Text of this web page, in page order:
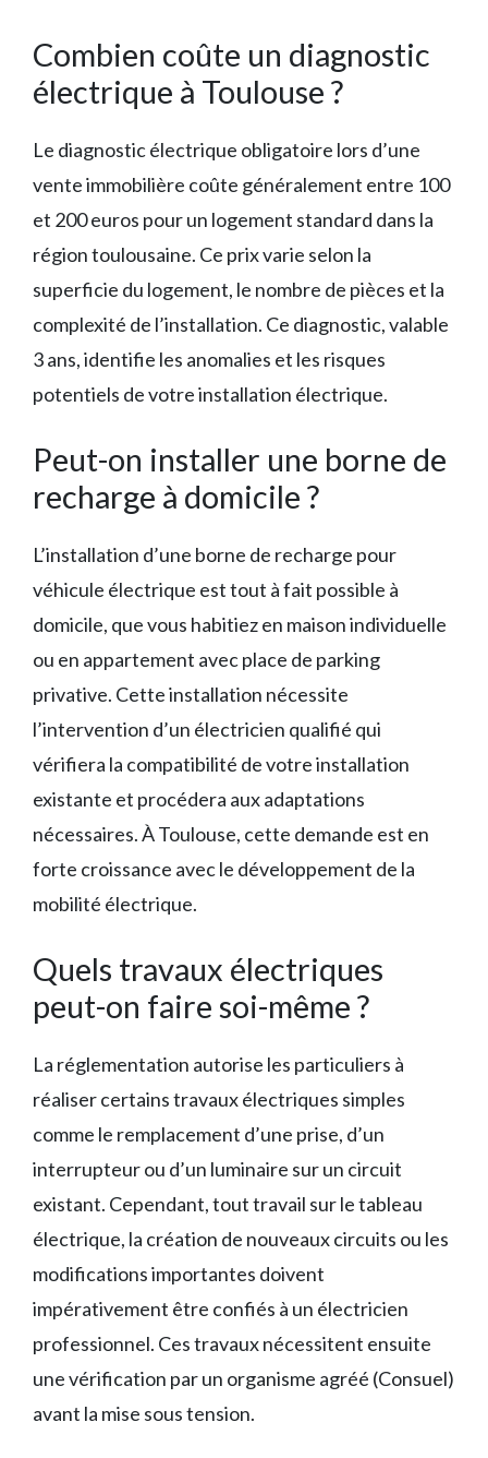
Combien coûte un diagnostic
électrique à Toulouse ?
Le diagnostic électrique obligatoire lors d’une
vente immobilière coûte généralement entre 100
et 200 euros pour un logement standard dans la
région toulousaine. Ce prix varie selon la
superficie du logement, le nombre de pièces et la
complexité de l’installation. Ce diagnostic, valable
3 ans, identifie les anomalies et les risques
potentiels de votre installation électrique.
Peut-on installer une borne de
recharge à domicile ?
L’installation d’une borne de recharge pour
véhicule électrique est tout à fait possible à
domicile, que vous habitiez en maison individuelle
ou en appartement avec place de parking
privative. Cette installation nécessite
l’intervention d’un électricien qualifié qui
vérifiera la compatibilité de votre installation
existante et procédera aux adaptations
nécessaires. À Toulouse, cette demande est en
forte croissance avec le développement de la
mobilité électrique.
Quels travaux électriques
peut-on faire soi-même ?
La réglementation autorise les particuliers à
réaliser certains travaux électriques simples
comme le remplacement d’une prise, d’un
interrupteur ou d’un luminaire sur un circuit
existant. Cependant, tout travail sur le tableau
électrique, la création de nouveaux circuits ou les
modifications importantes doivent
impérativement être confiés à un électricien
professionnel. Ces travaux nécessitent ensuite
une vérification par un organisme agréé (Consuel)
avant la mise sous tension.